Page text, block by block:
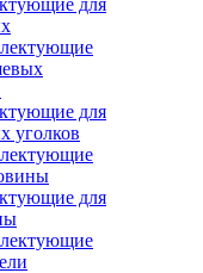
для
для
уголков
для